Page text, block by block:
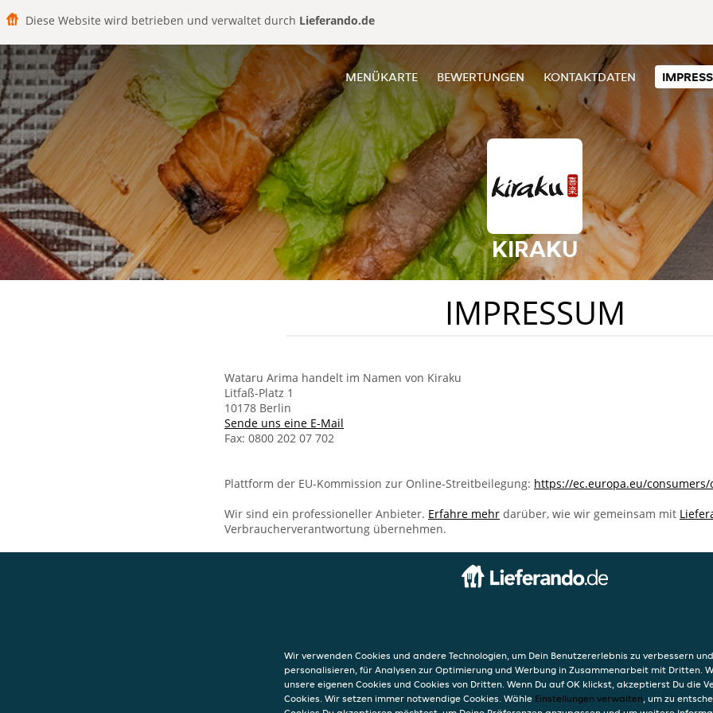
Diese Website wird betrieben und verwaltet durch Lieferando.de
MENÜKARTE BEWERTUNGEN KONTAKTDATEN
KIRAKU
IMPRESSUM
Wataru Arima handelt im Namen von Kiraku
Litfaß-Platz 1
10178 Berlin
Sende uns eine E-Mail
Fax: 0800 202 07 702
Plattform der EU-Kommission zur Online-Streitbeilegung: https://ec.europa.eu/
Wir sind ein professioneller Anbieter. Erfahre mehr darüber, wie wir gemeinsam mit
Verbraucherverantwortung übernehmen.
Litfaß-Platz 1
10178 Berlin
Wir verwenden Cookies und andere Technologien, um Dein Benutzererlebnis zu verbessern
personalisieren, für Analysen zur Optimierung und Werbung in Zusammenarbeit mit Dritten.
unsere eigenen Cookies und Cookies von Dritten. Wenn Du auf OK klickst, akzeptierst Du die
Cookies. Wir setzen immer notwendige Cookies. Wähle Einstellungen verwalten, um zu